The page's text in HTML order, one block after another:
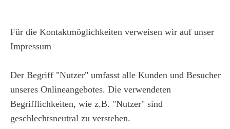
Für die Kontaktmöglichkeiten verweisen wir auf unser
Impressum
Der Begriff "Nutzer" umfasst alle Kunden und Besucher
unseres Onlineangebotes. Die verwendeten
Begrifflichkeiten, wie z.B. "Nutzer" sind
geschlechtsneutral zu verstehen.